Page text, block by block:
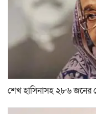
শেখ হাসিনাসহ ২৮৬ জনের